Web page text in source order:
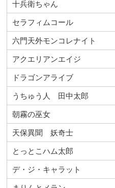
十兵衛ちゃん
セラフィムコール
六門天外モンコレナイト
アクエリアンエイジ
ドラゴンアライブ
うちゅう人 田中太郎
朝霧の巫女
天保異聞 妖奇士
とっとこハム太郎
デ・ジ・キャラット